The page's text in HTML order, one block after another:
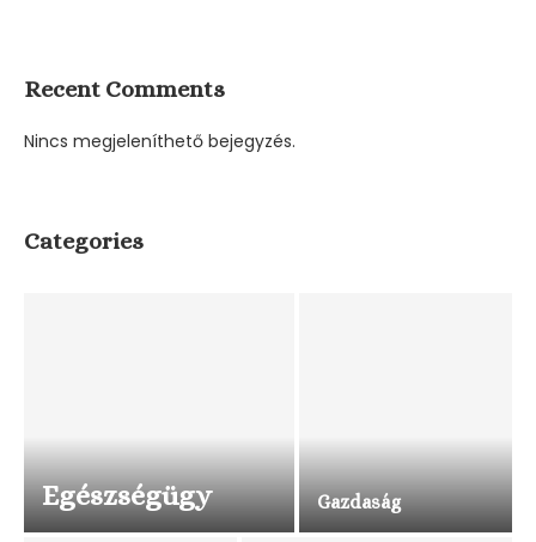
Recent Comments
Nincs megjeleníthető bejegyzés.
Categories
Egészségügy Gazdaság